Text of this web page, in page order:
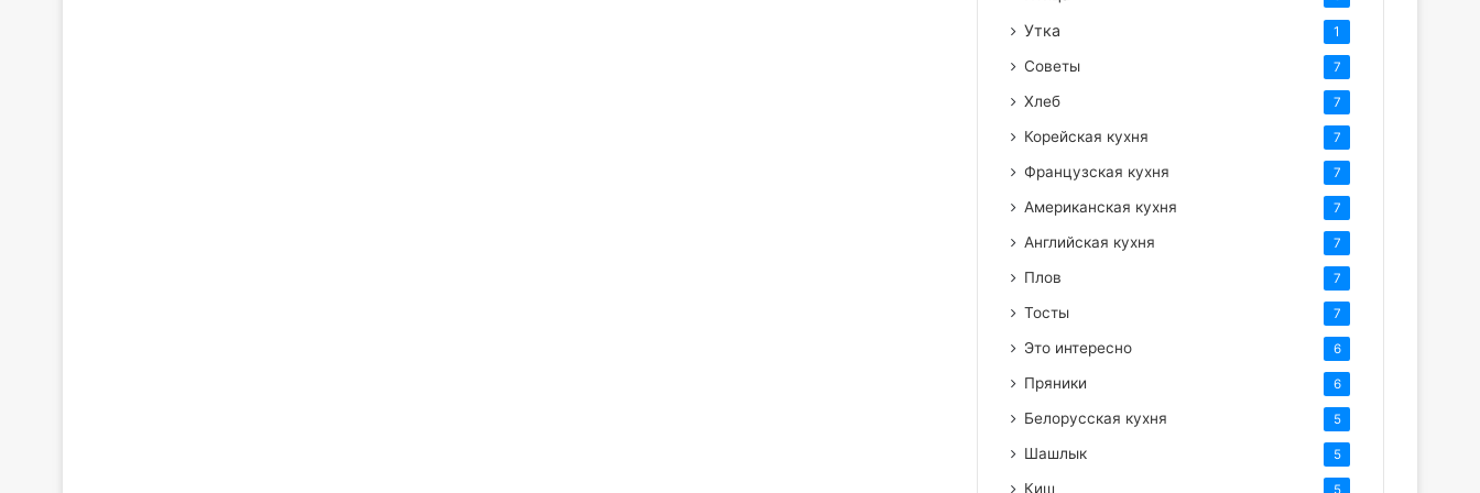
Утка 1
Советы 7
Хлеб 7
Корейская кухня 7
Французская кухня 7
Американская кухня 7
Английская кухня 7
Плов 7
Тосты 7
Это интересно 6
Пряники 6
Белорусская кухня 5
Шашлык 5
Киш 5